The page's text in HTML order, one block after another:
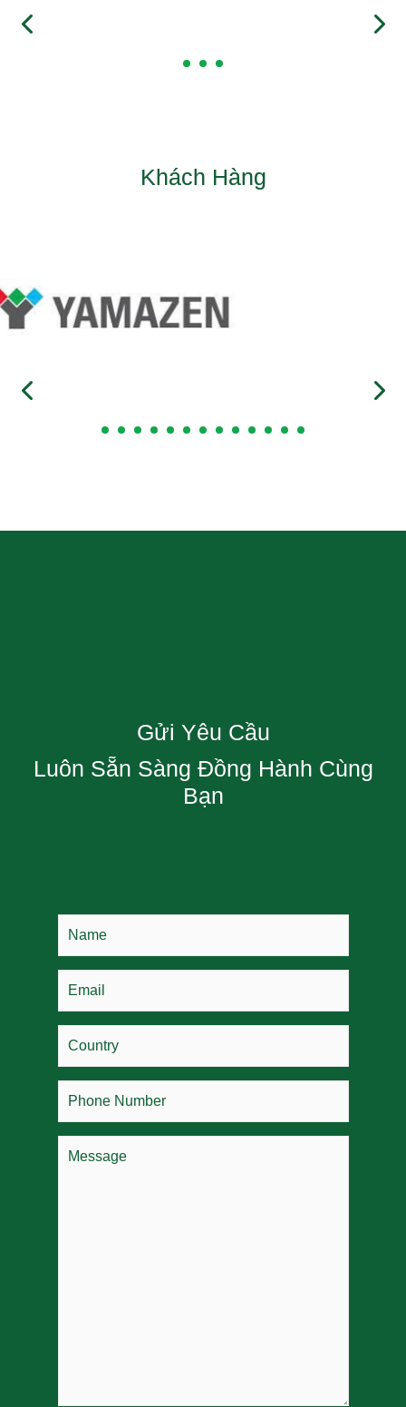
Khách Hàng
Gửi Yêu Cầu
Luôn Sẵn Sàng Đồng Hành Cùng
Bạn